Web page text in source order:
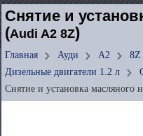
Снятие и
(Audi A2 8Z)
Главная Ауди А2
8Z
Дизельные двигатели 1.2 л
Снятие и установка масляного